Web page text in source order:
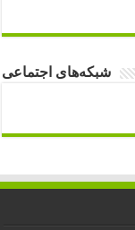
شبکه‌های اجتماعی